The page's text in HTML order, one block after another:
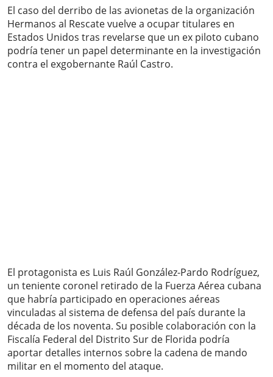
El caso del derribo de las avionetas de la organización
Hermanos al Rescate vuelve a ocupar titulares en
Estados Unidos tras revelarse que un ex piloto cubano
podría tener un papel determinante en la investigación
contra el exgobernante Raúl Castro.
El protagonista es Luis Raúl González-Pardo Rodríguez,
un teniente coronel retirado de la Fuerza Aérea cubana
que habría participado en operaciones aéreas
vinculadas al sistema de defensa del país durante la
década de los noventa. Su posible colaboración con la
Fiscalía Federal del Distrito Sur de Florida podría
aportar detalles internos sobre la cadena de mando
militar en el momento del ataque.